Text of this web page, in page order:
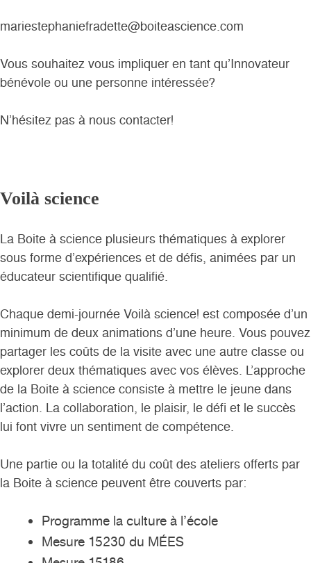
mariestephaniefradette@boiteascience.com
Vous souhaitez vous impliquer en tant qu’Innovateur
bénévole ou une personne intéressée?
N’hésitez pas à nous contacter!
Voilà science
La Boite à science plusieurs thématiques à explorer
sous forme d’expériences et de défis, animées par un
éducateur scientifique qualifié.
Chaque demi-journée Voilà science! est composée d’un
minimum de deux animations d’une heure. Vous pouvez
partager les coûts de la visite avec une autre classe ou
explorer deux thématiques avec vos élèves. L’approche
de la Boite à science consiste à mettre le jeune dans
l’action. La collaboration, le plaisir, le défi et le succès
lui font vivre un sentiment de compétence.
Une partie ou la totalité du coût des ateliers offerts par
la Boite à science peuvent être couverts par:
Programme la culture à l’école
Mesure 15230 du MÉES